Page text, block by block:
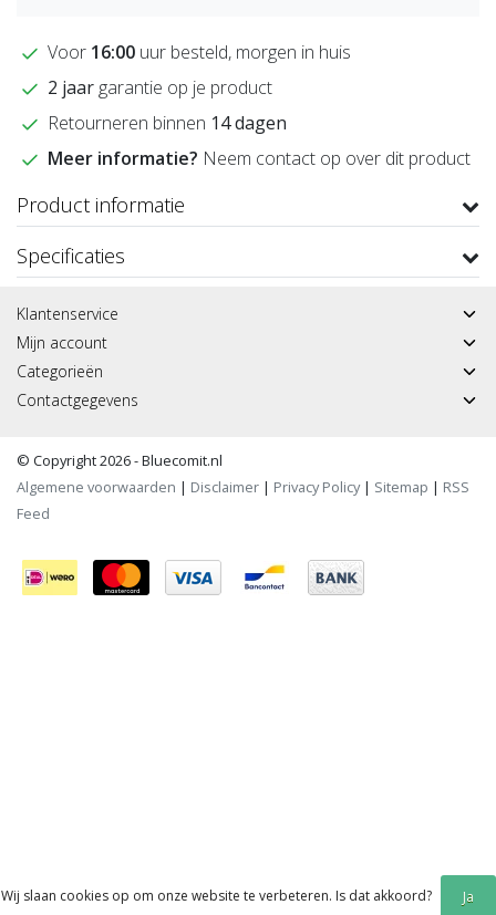
Voor 16:00 uur besteld, morgen in huis
2 jaargarantie op je product
Retourneren binnen 14 dagen
Meer informatie? Neem contact op over dit product
Product informatie
Specificaties
Klantenservice
Mijn account
Categorieën
Contactgegevens
© Copyright 2026 - Bluecomit.nl
Algemene voorwaarden | Disclaimer | Privacy Policy| Sitemap | RSS
Feed
Wij slaan cookies op om onze website te verbeteren. Is dat akkoord? Ja